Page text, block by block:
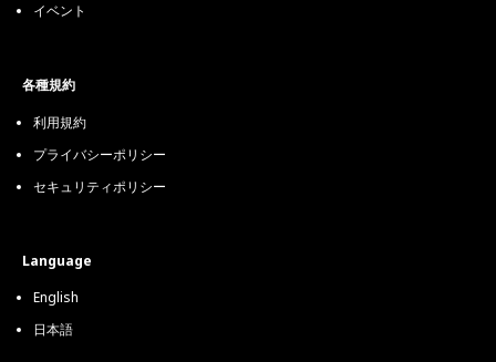
イベント
各種規約
利用規約
プライバシーポリシー
セキュリティポリシー
Language
English
日本語